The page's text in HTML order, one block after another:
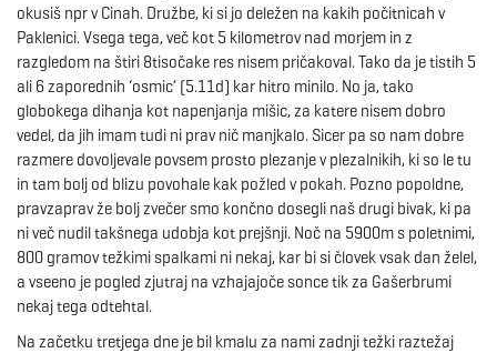
n
okusiš npr v Cinah. Družbe, ki si jo deležen na kakih počitnicah v
Paklenici. Vsega tega, več kot 5 kilometrov nad morjem in z
razgledom na štiri 8tisočake res nisem pričakoval. Tako da je tistih 5
ali 6 zaporednih ‘osmic’ (5.11d) kar hitro minilo. No ja, tako
globokega dihanja kot napenjanja mišic, za katere nisem dobro
vedel, da jih imam tudi ni prav nič manjkalo. Sicer pa so nam dobre
razmere dovoljevale povsem prosto plezanje v plezalnikih, ki so le tu
in tam bolj od blizu povohale kak požled v pokah. Pozno popoldne,
pravzaprav že bolj zvečer smo končno dosegli naš drugi bivak, ki pa
ni več nudil takšnega udobja kot prejšnji. Noč na 5900m s poletnimi,
800 gramov težkimi spalkami ni nekaj, kar bi si človek vsak dan želel,
a vseeno je pogled zjutraj na vzhajajoče sonce tik za Gašerbrumi
nekaj tega odtehtal.
Na začetku tretjega dne je bil kmalu za nami zadnji težki raztežaj